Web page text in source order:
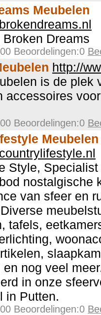
Meubelen
Dreams
Beoordelingen:0
http://
is de plek
accessoires
Beoordelingen:0
Meubelen
Style,
nostalgische
van sfeer en
tafels,
nog veel
in onze
in Putten.
Beoordelingen:0